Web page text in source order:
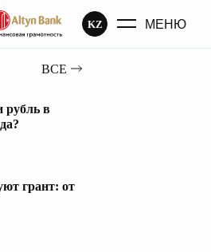
KZ МЕНЮ
ВСЕ
рубль в
грант: от